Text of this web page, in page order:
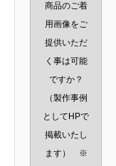
商品のご着
用画像をご
提供いただ
く事は可能
ですか？
（製作事例
としてHPで
掲載いたし
ます） ※